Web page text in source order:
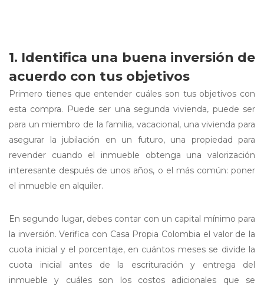
1. Identifica una buena inversión de
acuerdo con tus objetivos
Primero tienes que entender cuáles son tus objetivos con
esta compra. Puede ser una segunda vivienda, puede ser
para un miembro de la familia, vacacional, una vivienda para
asegurar la jubilación en un futuro, una propiedad para
revender cuando el inmueble obtenga una valorización
interesante después de unos años, o el más común: poner
el inmueble en alquiler.
En segundo lugar, debes contar con un capital mínimo para
la inversión. Verifica con Casa Propia Colombia el valor de la
cuota inicial y el porcentaje, en cuántos meses se divide la
cuota inicial antes de la escrituración y entrega del
inmueble y cuáles son los costos adicionales que se